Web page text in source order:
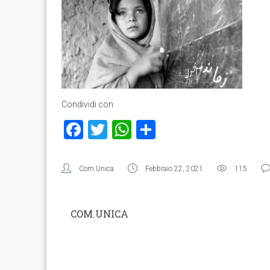
Condividi con
Facebook
TwitterWhatsApp
Com.Unica Febbraio 22, 2021 115
COM.UNICA